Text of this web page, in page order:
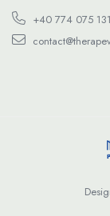
+40 774 075 131